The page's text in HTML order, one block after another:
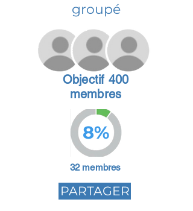
groupé
Objectif 400
membres
8%
32 membres
PARTAGER